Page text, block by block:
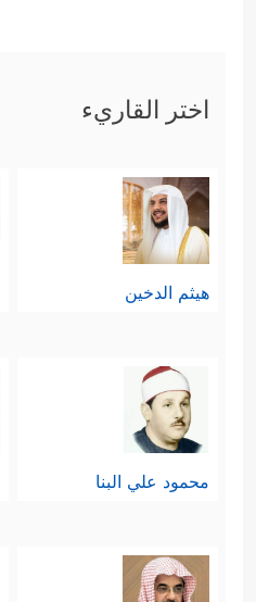
اختر القاريء
هيثم الدخين
محمود علي البنا